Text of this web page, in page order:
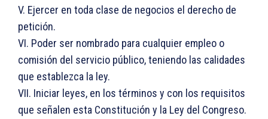
V. Ejercer en toda clase de negocios el derecho de
petición.
VI. Poder ser nombrado para cualquier empleo o
comisión del servicio público, teniendo las calidades
que establezca la ley.
VII. Iniciar leyes, en los términos y con los requisitos
que señalen esta Constitución y la Ley del Congreso.